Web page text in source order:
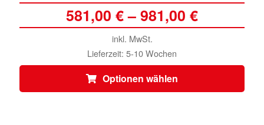
581,00 €–981,00 €
inkl. MwSt.
Lieferzeit: 5-10 Wochen
Optionen wählen